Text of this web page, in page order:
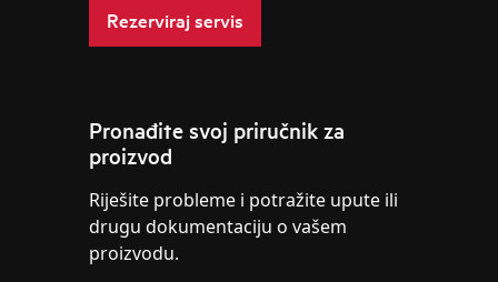
Rezerviraj servis
Pronađite svoj priručnik za
proizvod
Riješite probleme i potražite upute ili
drugu dokumentaciju o vašem
proizvodu.